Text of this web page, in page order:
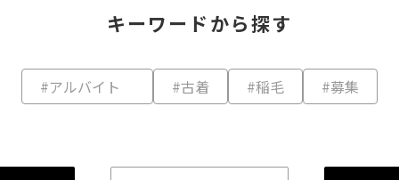
キーワードから探す
#アルバイト #古着 #稲毛 #募集